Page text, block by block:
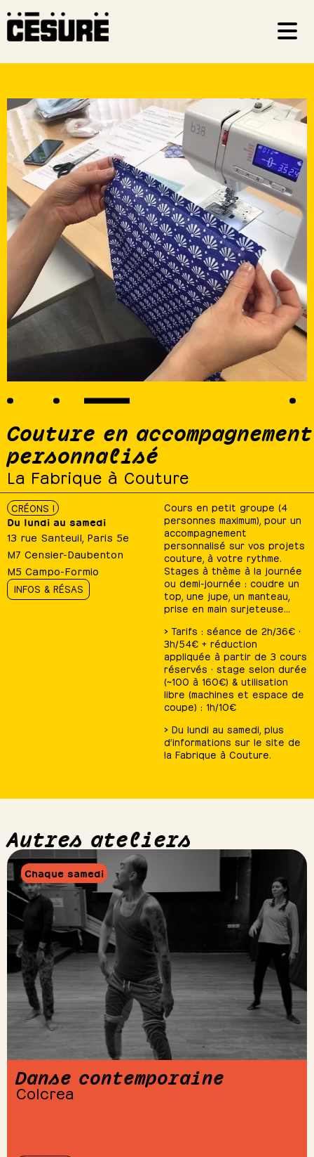
Couture en accompagnement
personnalisé
La Fabrique à Couture
CRÉONS !
Du lundi au samedi
13 rue Santeuil, Paris 5e
M7 Censier-Daubenton
M5 Campo-Formio
INFOS & RÉSAS
Cours en petit groupe (4
personnes maximum), pour un
accompagnement
personnalisé sur vos projets
couture, à votre rythme.
Stages à thème à la journée
ou demi-journée : coudre un
top, une jupe, un manteau,
prise en main surjeteuse…
> Tarifs : séance de 2h/36€ ·
3h/54€ + réduction
appliquée à partir de 3 cours
réservés · stage selon durée
(~100 à 160€) & utilisation
libre (machines et espace de
coupe) : 1h/10€
> Du lundi au samedi, plus
d’informations sur le site de
la Fabrique à Couture.
Autres ateliers
Chaque samedi
Danse contemporaine
Colcrea